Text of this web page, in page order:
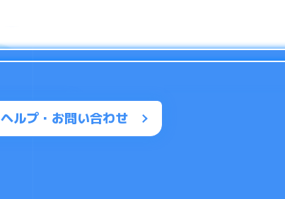
ヘルプ・お問い合わせ